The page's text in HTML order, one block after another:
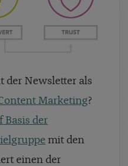
der Newsletter als
Marketing?
Basis der
mit den
einen der